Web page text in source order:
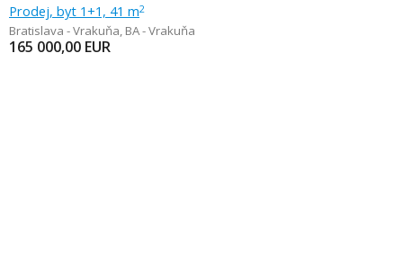
Prodej, byt 1+1, 41 m2
Bratislava - Vrakuňa, BA - Vrakuňa
165 000,00 EUR